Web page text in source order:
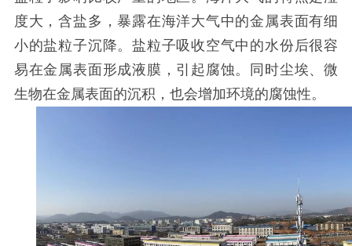
度大，含盐多，暴露在海洋大气中的金属表面有细
小的盐粒子沉降。盐粒子吸收空气中的水份后很容
易在金属表面形成液膜，引起腐蚀。同时尘埃、微
生物在金属表面的沉积，也会增加环境的腐蚀性。